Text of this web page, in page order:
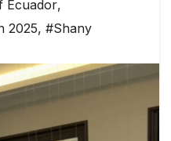
Ecuador,
2025, #Shany